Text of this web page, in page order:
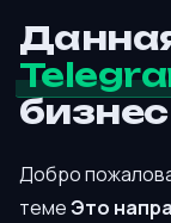
бизнес
Добро
темеЭто